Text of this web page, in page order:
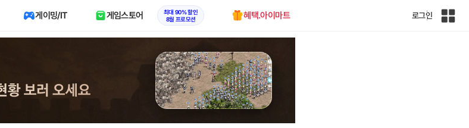
게이밍/IT 게임스토어
최대 90% 할인
8월 프로모션
혜택.아이마트 로그인
인